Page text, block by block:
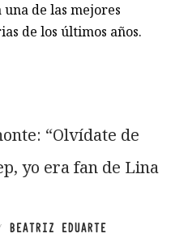
de las mejores
de los últimos años.
“Olvídate de
yo era fan de Lina
BEATRIZ EDUARTE